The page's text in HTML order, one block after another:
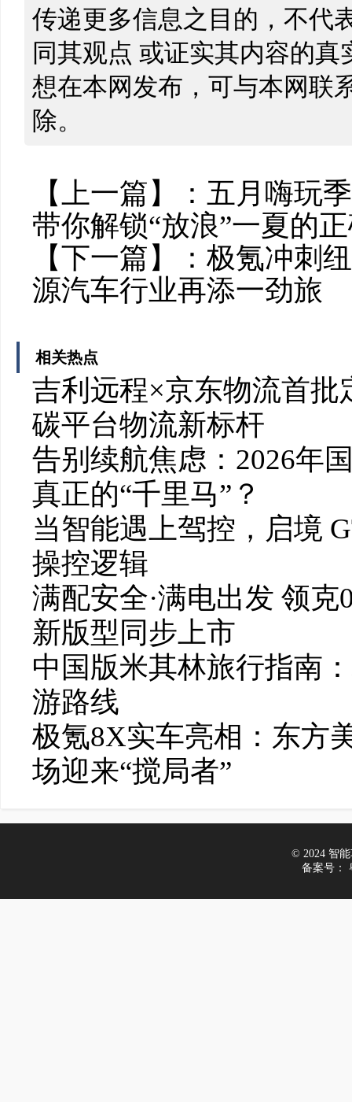
传递更多信息之目的，不代
同其观点 或证实其内容的
想在本网发布，可与本网联
除。
【上一篇】： 五月嗨玩
带你解锁“放浪”一夏的
【下一篇】： 极氪冲刺
源汽车行业再添一劲旅
相关热点
吉利远程×京东物流首批
碳平台物流新标杆
告别续航焦虑：2026年
真正的“千里马”？
当智能遇上驾控，启境
操控逻辑
满配安全·满电出发 领克
新版型同步上市
中国版米其林旅行指南
游路线
极氪8X实车亮相：东方
场迎来“搅局者”
© 2024 智能
备案号：